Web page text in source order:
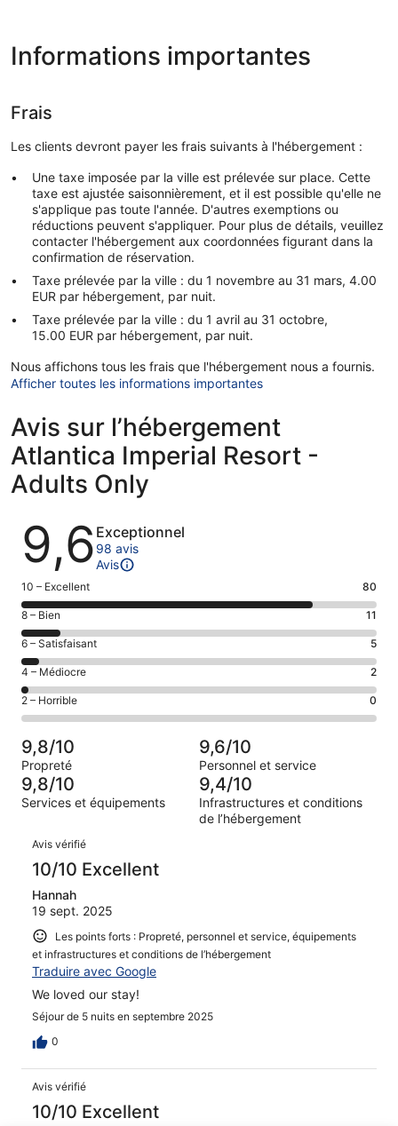
Informations importantes
Frais
Les clients devront payer les frais suivants à l'hébergement :
Une taxe imposée par la ville est prélevée sur place. Cette
taxe est ajustée saisonnièrement, et il est possible qu'elle ne
s'applique pas toute l'année. D'autres exemptions ou
réductions peuvent s'appliquer. Pour plus de détails, veuillez
contacter l'hébergement aux coordonnées figurant dans la
confirmation de réservation.
Taxe prélevée par la ville : du 1 novembre au 31 mars, 4.00
EUR par hébergement, par nuit.
Taxe prélevée par la ville : du 1 avril au 31 octobre,
15.00 EUR par hébergement, par nuit.
Nous affichons tous les frais que l'hébergement nous a fournis.
Afficher toutes les informations importantes
Avis sur l’hébergement
Atlantica Imperial Resort -
Adults Only
Avis
9,6 Exceptionnel
98 avis
Avis
Note
des
voyageurs
de 10
(Excellent),
d’après 80 avis
sur 98.
10 – Excellent 80
Note
des
voyageurs
de 8
(Bien),
d’après 11 avis
sur 98.
8 – Bien 11
Note
des
voyageurs
de 6
(Satisfaisant),
sur 98.
6 – Satisfaisant 5
Note
des
voyageurs
de 4
(Médiocre),
d’après 2 avis
sur 98.
4 – Médiocre 2
Note
des
voyageurs
de 2
(Horrible),
d’après 0 avis
sur 98.
2 – Horrible 0
9,8/10
Propreté
9,6/10
Personnel et service
9,8/10
Services et équipements
9,4/10
Infrastructures et conditions
de l’hébergement
Avis
Avis vérifié
10/10 Excellent
Hannah
19 sept. 2025
Les points forts : Propreté, personnel et service, équipements
et infrastructures et conditions de l’hébergement
Traduire avec Google
We loved our stay!
Séjour de 5 nuits en septembre 2025
0
Avis vérifié
10/10 Excellent